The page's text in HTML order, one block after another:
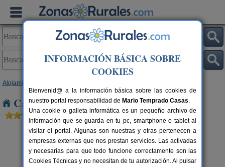
Alojamientos
Casas Rurales cerca de Argamason
INFORMACIÓN BÁSICA SOBRE
COOKIES
Bienvenid@ a la información básica sobre las cookies de
nuestro portal responsabilidad de Mario Temprado Casas.
Una cookie o galleta informática es un pequeño archivo de
información que se guarda en tu pc, smartphone o tablet al
visitar el portal. Algunas son nuestras y otras pertenecen a
empresas externas que nos prestan servicios. Las activadas
y necesarias para que todo funcione correctamente son las
Cookies Técnicas y no necesitan de tu autorización. Al pulsar